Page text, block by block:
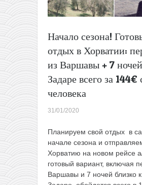
сторону
Начало сезона!
отдых в Хорватии:
из Варшавы + 7
Задаре всего за 144€
человека
31/01/2020
Планируем свой отдых в
начале сезона и
Хорватию на новом рейсе
готовый вариант, включая
Варшавы и 7 ночей близко